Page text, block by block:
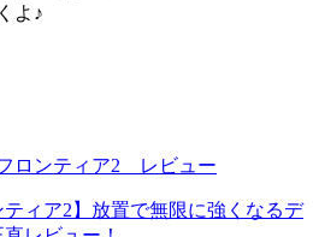
よ♪
ティア2】放置で無限に強くなるデ